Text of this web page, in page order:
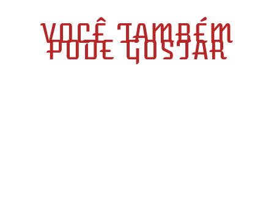
VOCÊ TAMBÉM
PODE GOSTAR